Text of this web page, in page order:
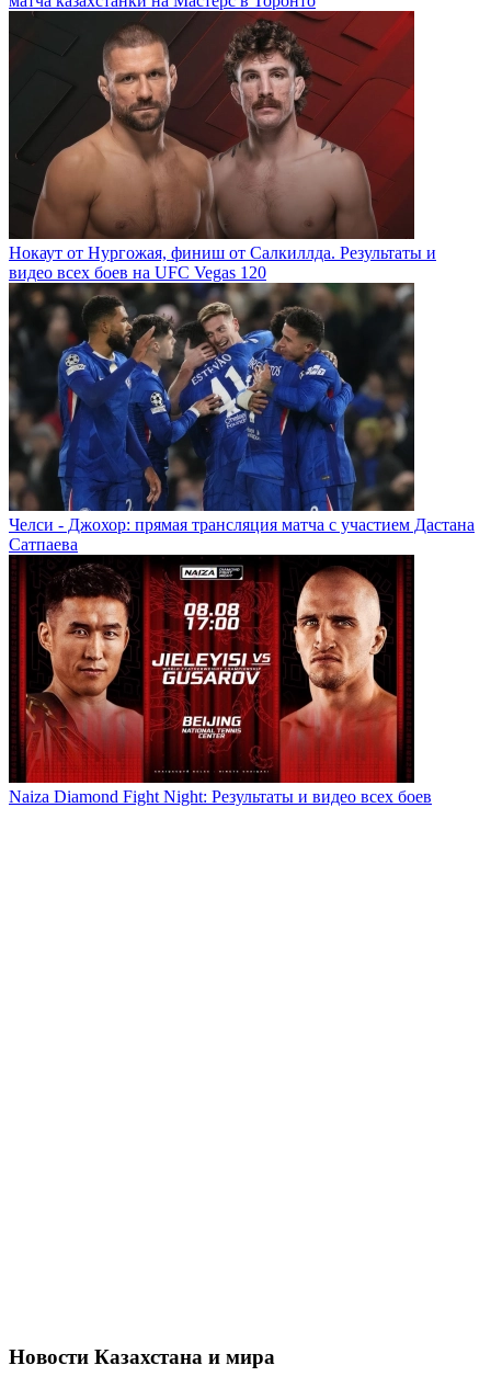
Нокаут от Нургожая, финиш от Салкиллда. Результаты и
видео всех боев на UFC Vegas 120
Челси - Джохор: прямая трансляция матча с участием Дастана
Сатпаева
Naiza Diamond Fight Night: Результаты и видео всех боев
Новости Казахстана и мира